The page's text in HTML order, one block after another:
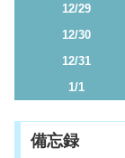
12/29
12/30
12/31
1/1
備忘録